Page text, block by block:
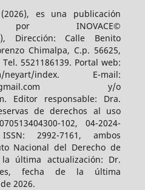
es una publicación
por INOVACE©
), Dirección: Calle Benito
Chimalpa, C.p. 56625,
5521186139. Portal web:
neyart/index. E-mail:
y/o
Editor responsable: Dra.
de derechos al uso
102, 04-2024-
2992-7161, ambos
Nacional del Derecho de
última actualización: Dr.
fecha de la última
2026.